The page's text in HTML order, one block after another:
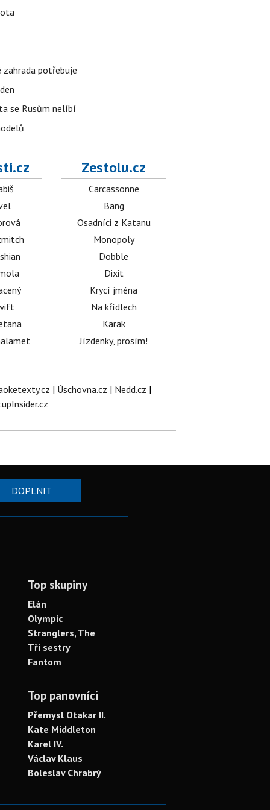
potřebuje
se Rusům nelíbí
Zestolu.cz
Carcassonne
Bang
Osadníci z Katanu
Monopoly
Dobble
Dixit
Krycí jména
Na křídlech
Karak
Jízdenky, prosím!
| Úschovna.cz | Nedd.cz |
DOPLNIT
Top skupiny
Elán
Olympic
Stranglers, The
Tři sestry
Fantom
Top panovníci
Přemysl Otakar II.
Kate Middleton
Karel IV.
Václav Klaus
Boleslav Chrabrý